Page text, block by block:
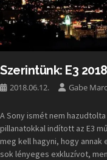
Szerintünk: E3
2018.06.12. Gabe
A Sony ismét nem
pillanatokkal indított az E3
meg kell hagyni, hogy
sok lényeges exkluzívot,